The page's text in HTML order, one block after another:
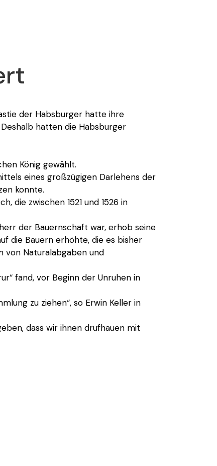
der Habsburger hatte ihre
hatten die Habsburger
König gewählt.
eines großzügigen Darlehens der
konnte.
die zwischen 1521 und 1526 in
der Bauernschaft war, erhob seine
die Bauern erhöhte, die es bisher
von Naturalabgaben und
fand, vor Beginn der Unruhen in
zu ziehen“, so Erwin Keller in
dass wir ihnen drufhauen mit